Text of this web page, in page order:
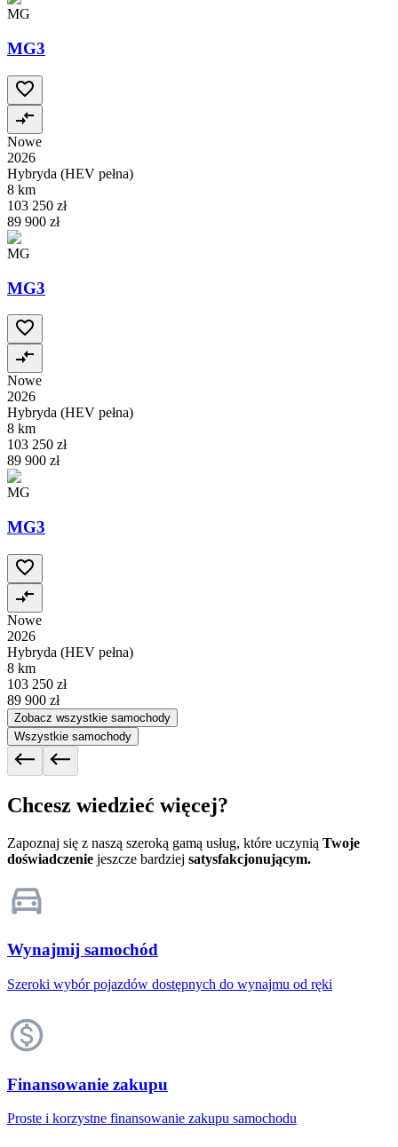
MG
MG3
Nowe
2026
Hybryda (HEV pełna)
8 km
103 250 zł
89 900 zł
MG
MG3
Nowe
2026
Hybryda (HEV pełna)
8 km
103 250 zł
89 900 zł
MG
MG3
Nowe
2026
Hybryda (HEV pełna)
8 km
103 250 zł
89 900 zł
Zobacz wszystkie samochody
Wszystkie samochody
Chcesz wiedzieć więcej?
Zapoznaj się z naszą szeroką gamą usług, które uczynią Twoje
doświadczenie jeszcze bardziej satysfakcjonującym.
Wynajmij samochód
Szeroki wybór pojazdów dostępnych do wynajmu od ręki
Finansowanie zakupu
Proste i korzystne finansowanie zakupu samochodu